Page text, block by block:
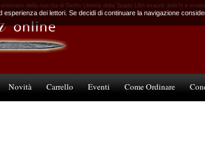
della nascita di Giotto Libreria della Spada Libri esauriti antichi e
Novità Carrello Eventi Come Ordinare
dei lettori. Se decidi di continuare la navigazione